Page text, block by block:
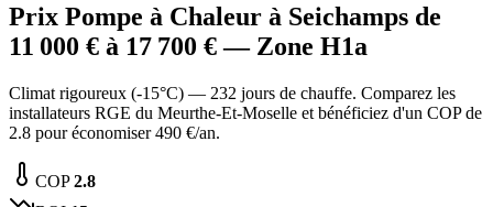
Prix Pompe à Chaleur à Seichamps de
11 000 € à 17 700 € — Zone H1a
Climat rigoureux (-15°C) — 232 jours de chauffe. Comparez les
installateurs RGE du Meurthe-Et-Moselle et bénéficiez d'un COP de
2.8 pour économiser 490 €/an.
COP2.8